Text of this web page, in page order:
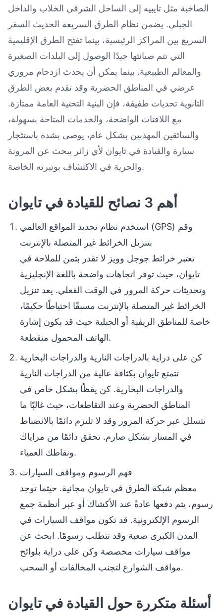
الصاخبة مثل تايبيه إلى الساحل الشرقي الخلاب والداخل
الجبلي. يضمن نظام الطرق السريعة الحديث السفر
السريع بين المراكز الرئيسية، بينما تفتح الطرق الإقليمية
التي تتم صيانتها جيدًا الوصول إلى البلدات الصغيرة
والمعالم الطبيعية. بينما يمكن أن يحدث ازدحام مروري
عرضي في المناطق الحضرية وقد تقدم بعض الطرق
الثانوية تحديات طفيفة، فإن البنية التحتية العامة ممتازة.
مع اللافتات الواضحة، والخدمات المتاحة بسهولة،
والسائقين المهذبين بشكل عام، يوصى بشدة باستئجار
سيارة والقيادة في تايوان لأي زائر يبحث عن المرونة
والحرية في الاكتشاف بوتيرته الخاصة.
أهم 3 نصائح للقيادة في تايوان
استخدم نظام تحديد المواقع العالمي (GPS) وقم
بتنزيل الخرائط غير المتصلة بالإنترنت
تعتبر خرائط جوجل وويز لا تقدر بثمن للملاحة في
تايوان، حيث توفر اتجاهات واضحة باللغة الإنجليزية
وتحديثات حركة المرور في الوقت الفعلي. يعد تنزيل
الخرائط غير المتصلة بالإنترنت مسبقًا احتياطًا حكيمًا،
خاصة للمناطق الريفية أو الجبلية حيث قد يكون إشارة
الهاتف المحمول متقطعة.
كن على دراية بالدراجات النارية والدراجات البخارية
تتمتع تايوان بكثافة عالية من الدراجات النارية
والدراجات البخارية. كن يقظًا بشكل خاص في
المناطق الحضرية وعند التقاطعات، حيث غالبًا ما
تتسلل عبر حركة المرور وقد لا تلتزم دائمًا بالانضباط
في المسار بشكل صارم. تحقق دائمًا من مراياك
ونقاطك العمياء.
فهم الرسوم ومواقف السيارات
معظم شبكة الطرق في تايوان مجانية. حيثما توجد
رسوم، يتم دفعها عادةً عند الأكشاك أو عبر أنظمة جمع
الرسوم الإلكترونية. قد تكون مواقف السيارات في
المدن الكبرى صعبة وقد تتطلب رسومًا. ابحث عن
مواقف سيارات مخصصة وكن على دراية بلوائح
مواقف الشوارع لتجنب المخالفات أو السحب.
أسئلة متكررة حول القيادة في تايوان